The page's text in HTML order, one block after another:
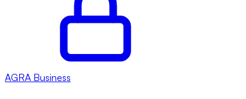
AGRA Business